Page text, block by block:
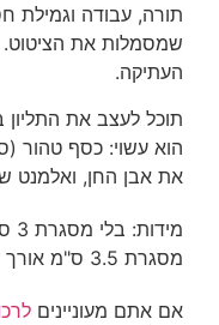
תורה, עבודה וגמילת
שמסמלות את הציטוט.
העתיקה.
תוכל לעצב את
את אבן החן, ואלמנט
מסגרת 3.5 ס"מ אורך * 1.8 ס"מ רוחב.
אם אתם מעוניינים